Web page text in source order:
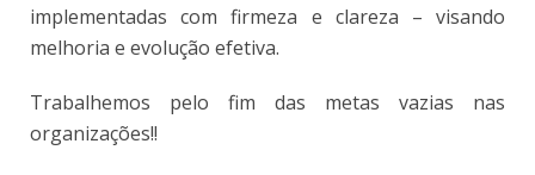
implementadas com firmeza e clareza – visando
melhoria e evolução efetiva.
Trabalhemos pelo fim das metas vazias nas
organizações!!